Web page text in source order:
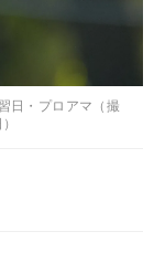
日・プロアマ（撮